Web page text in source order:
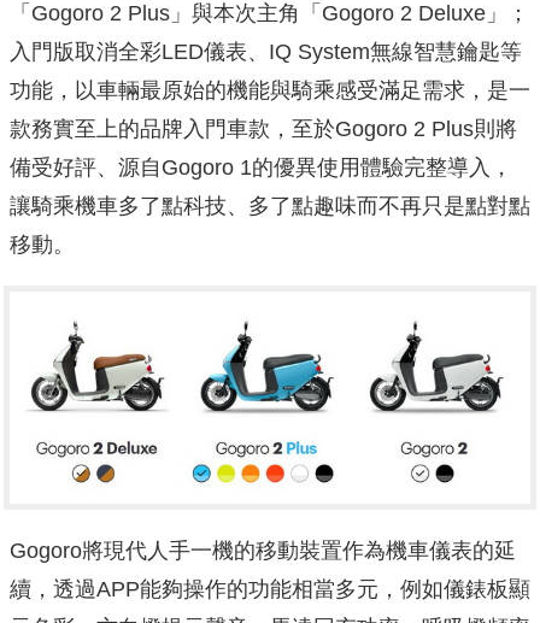
「Gogoro 2 Plus」與本次主角「Gogoro 2 Deluxe」；
入門版取消全彩LED儀表、IQ System無線智慧鑰匙等
功能，以車輛最原始的機能與騎乘感受滿足需求，是一
款務實至上的品牌入門車款，至於Gogoro 2 Plus則將
備受好評、源自Gogoro 1的優異使用體驗完整導入，
讓騎乘機車多了點科技、多了點趣味而不再只是點對點
移動。
Gogoro將現代人手一機的移動裝置作為機車儀表的延
續，透過APP能夠操作的功能相當多元，例如儀錶板顯